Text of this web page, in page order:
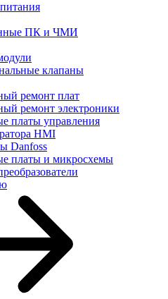
ПК и ЧМИ
клапаны
ремонт плат
ремонт электроники
платы управления
HMI
Danfoss
платы и микросхемы